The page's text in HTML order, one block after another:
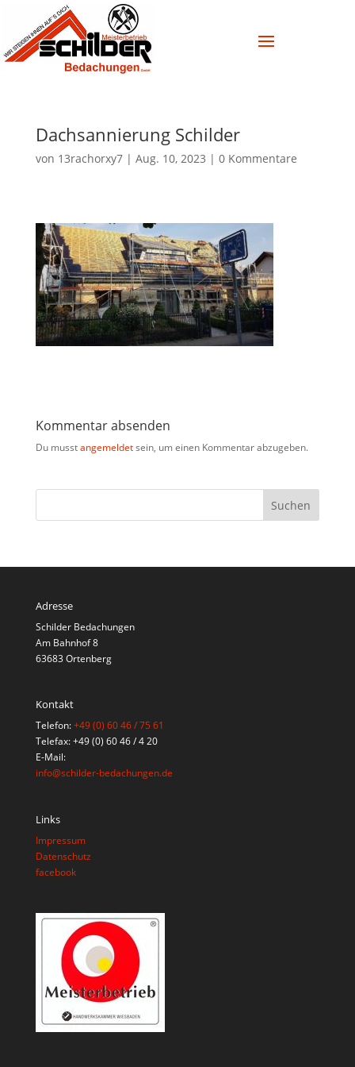
Dachsannierung Schilder
von 13rachorxy7| Aug. 10, 2023 | 0 Kommentare
Kommentar absenden
Du musstangemeldetsein, um einen Kommentar abzugeben.
Adresse
Schilder Bedachungen
Am Bahnhof 8
63683 Ortenberg
Kontakt
Telefon:+49 (0) 60 46 / 75 61
Telefax: +49 (0) 60 46 / 4 20
E-Mail:
info@schilder-bedachungen.de
Links
Impressum
Datenschutz
facebook